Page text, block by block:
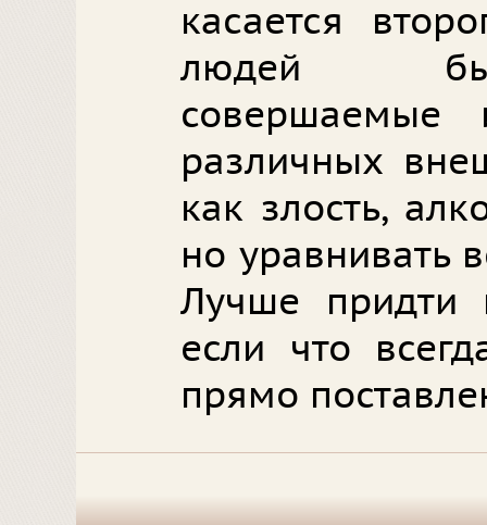
касается
людей
совершаемые
различных
как злость,
но уравнивать
Лучше придти
если что
прямо